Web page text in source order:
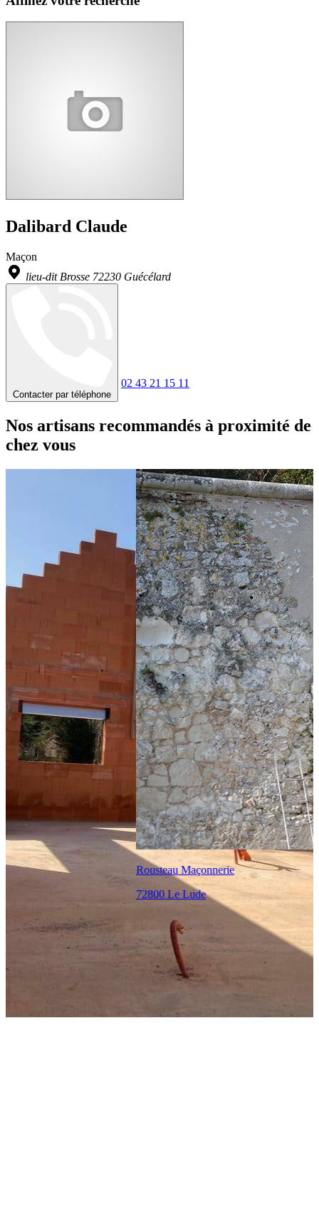
Dalibard Claude
Maçon
lieu-dit Brosse 72230 Guécélard
Contacter par téléphone
02 43 21 15 11
Nos artisans recommandés à proximité de
chez vous
Rousteau Maçonnerie
72800 Le Lude